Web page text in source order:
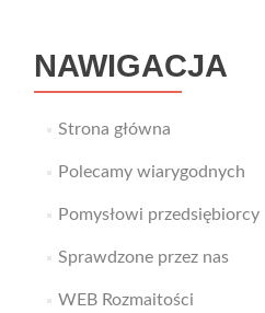
NAWIGACJA
Strona główna
Polecamy wiarygodnych
Pomysłowi przedsiębiorcy
Sprawdzone przez nas
WEB Rozmaitości